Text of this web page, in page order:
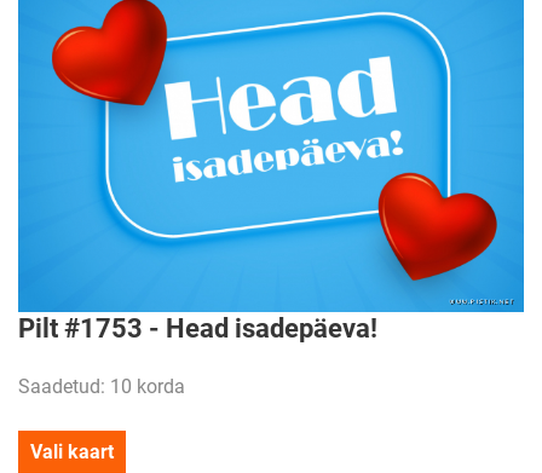
Pilt #1753 - Head isadepäeva!
Saadetud: 10 korda
Vali kaart